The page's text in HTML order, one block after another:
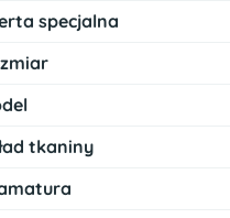
specjalna
tkaniny